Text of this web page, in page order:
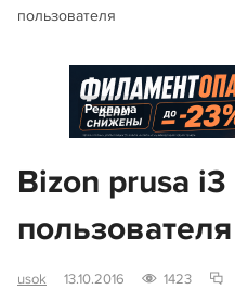
пользователя
Реклама
Bizon prusa i3
пользователя
usok 13.10.2016 1423